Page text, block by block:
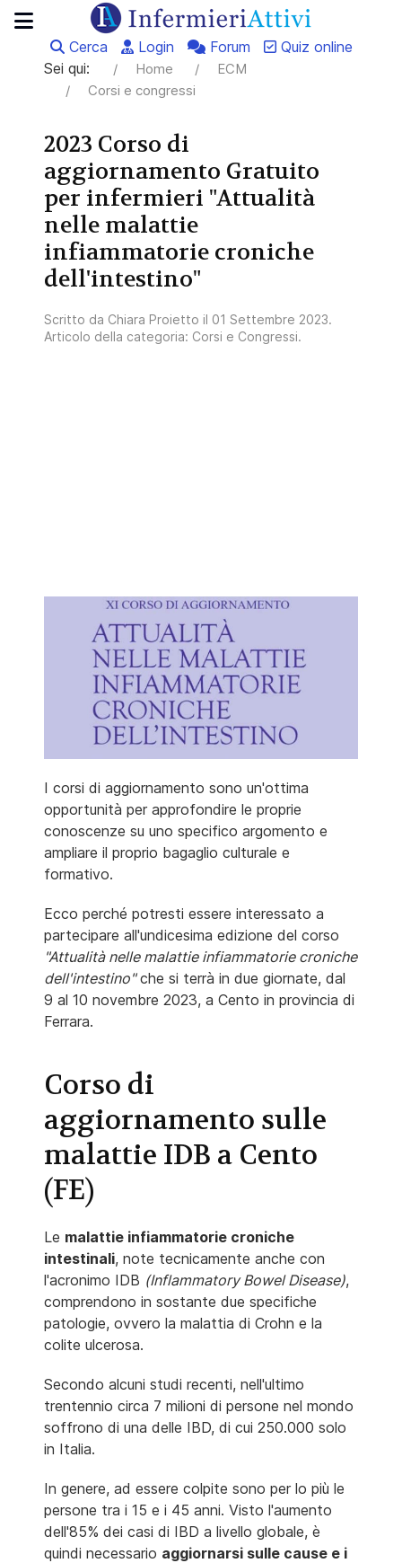
Cerca Login Forum
Quiz online
Sei qui:
Home
ECM
Corsi e congressi
2023 Corso di
aggiornamento Gratuito
per infermieri "Attualità
nelle malattie
infiammatorie croniche
dell'intestino"
Scritto da Chiara Proietto il 01 Settembre 2023.
Articolo della categoria: Corsi e Congressi.
I corsi di aggiornamento sono un'ottima
opportunità per approfondire le proprie
conoscenze su uno specifico argomento e
ampliare il proprio bagaglio culturale e
formativo.
Ecco perché potresti essere interessato a
partecipare all'undicesima edizione del corso
"Attualità nelle malattie infiammatorie croniche
dell'intestino"che si terrà in due giornate, dal
9 al 10 novembre 2023, a Cento in provincia di
Ferrara.
Corso di
aggiornamento sulle
malattie IDB a Cento
(FE)
Le malattie infiammatorie croniche
intestinali, note tecnicamente anche con
l'acronimo IDB (Inflammatory Bowel Disease),
comprendono in sostante due specifiche
patologie, ovvero la malattia di Crohn e la
colite ulcerosa.
Secondo alcuni studi recenti, nell'ultimo
trentennio circa 7 milioni di persone nel mondo
soffrono di una delle IBD, di cui 250.000 solo
in Italia.
In genere, ad essere colpite sono per lo più le
persone tra i 15 e i 45 anni. Visto l'aumento
dell'85% dei casi di IBD a livello globale, è
quindi necessario aggiornarsi sulle cause e i